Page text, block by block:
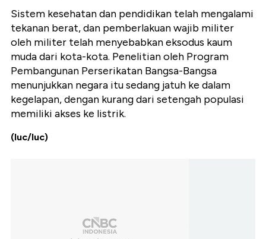
Sistem kesehatan dan pendidikan telah mengalami
tekanan berat, dan pemberlakuan wajib militer
oleh militer telah menyebabkan eksodus kaum
muda dari kota-kota. Penelitian oleh Program
Pembangunan Perserikatan Bangsa-Bangsa
menunjukkan negara itu sedang jatuh ke dalam
kegelapan, dengan kurang dari setengah populasi
memiliki akses ke listrik.
(luc/luc)